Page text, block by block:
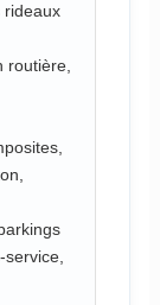
rideaux
routière,
service,